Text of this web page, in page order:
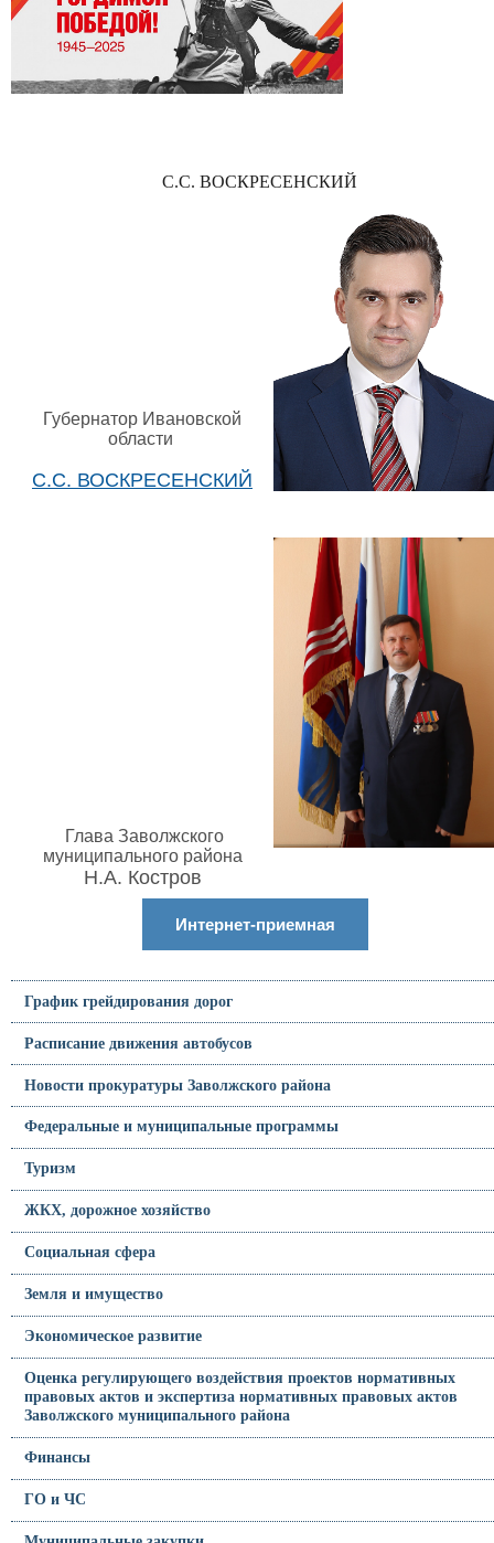
С.С. ВОСКРЕСЕНСКИЙ
Губернатор Ивановской
области
С.С. ВОСКРЕСЕНСКИЙ
Глава Заволжского
муниципального района
Н.А. Костров
Интернет-приемная
График грейдирования дорог
Расписание движения автобусов
Новости прокуратуры Заволжского района
Федеральные и муниципальные программы
Туризм
ЖКХ, дорожное хозяйство
Социальная сфера
Земля и имущество
Экономическое развитие
Оценка регулирующего воздействия проектов нормативных
правовых актов и экспертиза нормативных правовых актов
Заволжского муниципального района
Финансы
ГО и ЧС